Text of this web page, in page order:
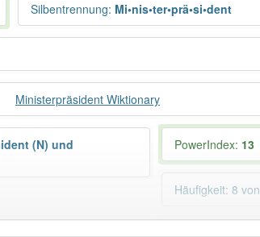
Silbentrennung: Mi•nis•ter•prä•si•dent
Ministerpräsident Wiktionary
(N) und
PowerIndex: 13
Häufigkeit: 8